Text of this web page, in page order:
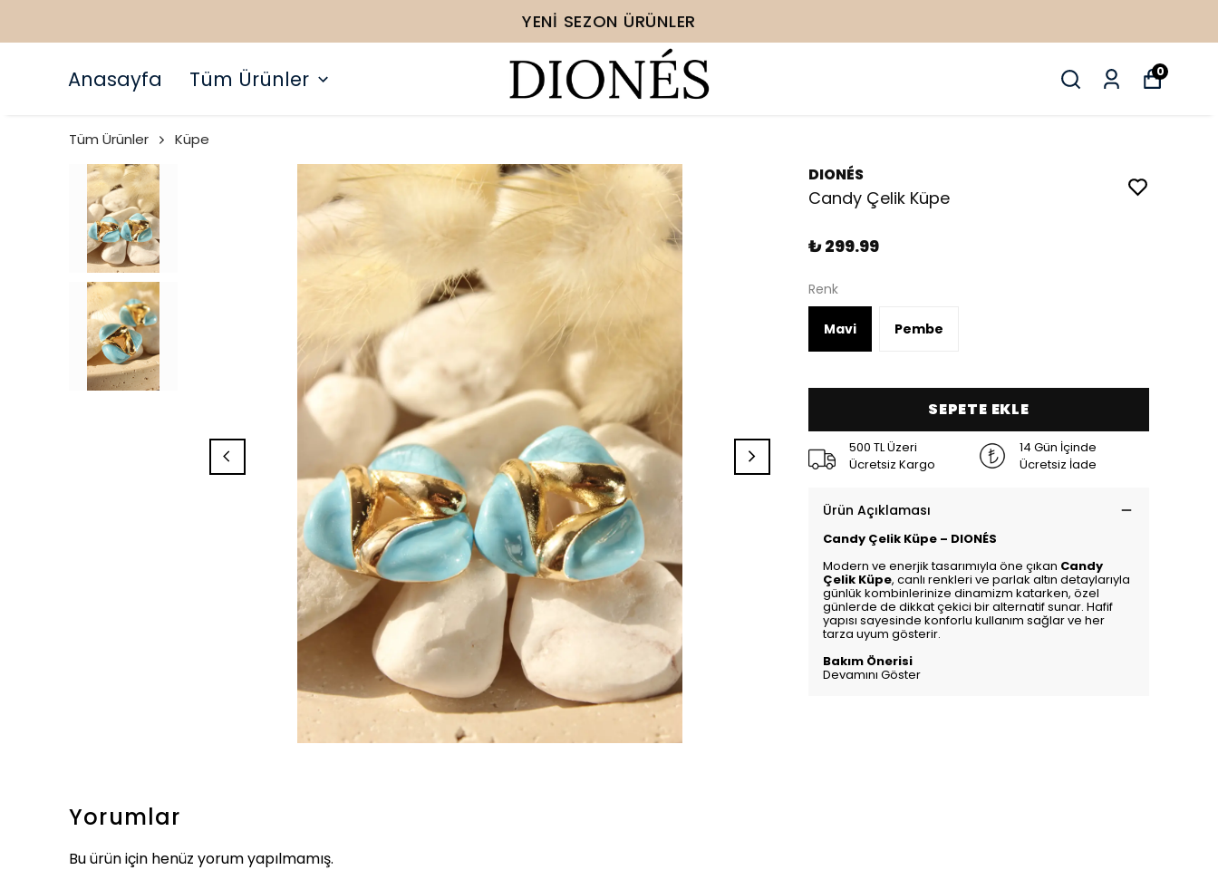
YENI SEZON ÜRÜNLER
Anasayfa Tüm Ürünler 0
Tüm Ürünler Küpe
DIONÉS
Candy Çelik Küpe
₺ 299.99
Renk
Mavi Pembe
SEPETE EKLE
500 TL Üzeri
Ücretsiz Kargo
14 Gün İçinde
Ücretsiz İade
Ürün Açıklaması
Candy Çelik Küpe – DIONÉS
Modern ve enerjik tasarımıyla öne çıkan Candy
Çelik Küpe, canlı renkleri ve parlak altın detaylarıyla
günlük kombinlerinize dinamizm katarken, özel
günlerde de dikkat çekici bir alternatif sunar. Hafif
yapısı sayesinde konforlu kullanım sağlar ve her
tarza uyum gösterir.
Bakım Önerisi
Devamını Göster
Yorumlar
Bu ürün için henüz yorum yapılmamış.